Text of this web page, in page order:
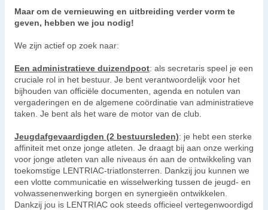
Maar om de vernieuwing en uitbreiding verder vorm te
geven, hebben we jou nodig!
We zijn actief op zoek naar:
Een administratieve duizendpoot: als secretaris speel je een
cruciale rol in het bestuur. Je bent verantwoordelijk voor het
bijhouden van officiële documenten, agenda en notulen van
vergaderingen en de algemene coördinatie van administratieve
taken. Je bent als het ware de motor van de club.
Jeugdafgevaardigden (2 bestuursleden): je hebt een sterke
affiniteit met onze jonge atleten. Je draagt bij aan onze werking
voor jonge atleten van alle niveaus én aan de ontwikkeling van
toekomstige LENTRIAC-triatlonsterren. Dankzij jou kunnen we
een vlotte communicatie en wisselwerking tussen de jeugd- en
volwassenenwerking borgen en synergieën ontwikkelen.
Dankzij jou is LENTRIAC ook steeds officieel vertegenwoordigd